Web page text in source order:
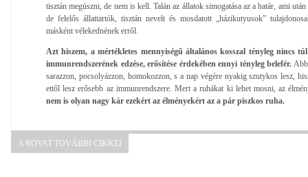
tisztán megúszni, de nem is kell. Talán az állatok simogatása az a határ, ami
de felelős állattartók, tisztán nevelt és mosdatott „házikutyusok”
másként vélekednének erről.
Azt hiszem, a mértékletes mennyiségű általános kosszal tényleg nincs
immunrendszerének edzése, erősítése érdekében ennyi tényleg belefér.
sarazzon, pocsolyázzon, homokozzon, s a nap végére nyakig szutykos lesz,
ettől lesz erősebb az immunrendszere. Mert a ruhákat ki lehet mosni, az
nem is olyan nagy kár ezekért az élményekért az a pár piszkos ruha.
A ROVAT TOVÁBBI CIKKEI